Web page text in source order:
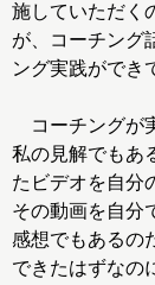
施していただく
が、コーチング
ング実践ができ
コーチングが
私の見解でもあ
たビデオを自分
その動画を自分
感想でもあるの
できたはずな